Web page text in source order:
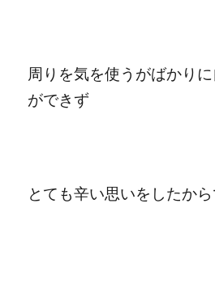
周りを気を使うがばかり
ができず
とても辛い思いをしたから